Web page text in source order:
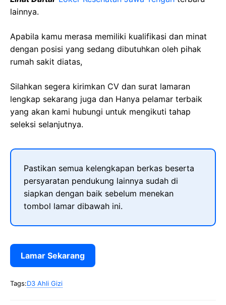
lainnya.
Apabila kamu merasa memiliki kualifikasi dan minat
dengan posisi yang sedang dibutuhkan oleh pihak
rumah sakit diatas,
Silahkan segera kirimkan CV dan surat lamaran
lengkap sekarang juga dan Hanya pelamar terbaik
yang akan kami hubungi untuk mengikuti tahap
seleksi selanjutnya.
Pastikan semua kelengkapan berkas beserta
persyaratan pendukung lainnya sudah di
siapkan dengan baik sebelum menekan
tombol lamar dibawah ini.
Lamar Sekarang
Tags:D3 Ahli Gizi